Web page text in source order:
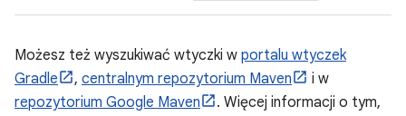
Możesz też wyszukiwać wtyczki w portalu wtyczek
Gradle
, centralnym repozytorium Maven
i w
repozytorium Google Maven
. Więcej informacji o tym,